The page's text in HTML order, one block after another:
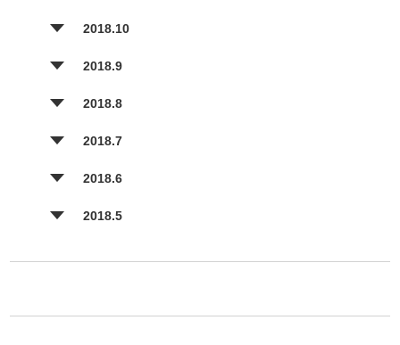
2018.10
2018.9
2018.8
2018.7
2018.6
2018.5